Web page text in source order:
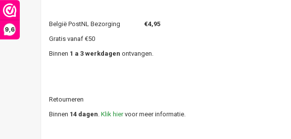
9,6
België PostNL Bezorging €4,95
Gratis vanaf €50
Binnen 1 a 3 werkdagen ontvangen.
Retourneren
Binnen 14 dagen. Klik hiervoor meer informatie.